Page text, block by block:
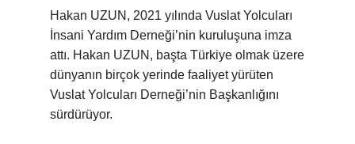
Hakan UZUN, 2021 yılında Vuslat Yolcuları
İnsani Yardım Derneği’nin kuruluşuna imza
attı. Hakan UZUN, başta Türkiye olmak üzere
dünyanın birçok yerinde faaliyet yürüten
Vuslat Yolcuları Derneği’nin Başkanlığını
sürdürüyor.